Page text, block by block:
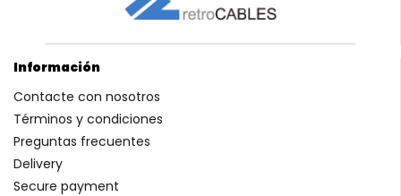
Información
Contacte con nosotros
Términos y condiciones
Preguntas frecuentes
Delivery
Secure payment